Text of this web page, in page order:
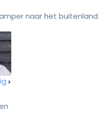
naar het buitenland